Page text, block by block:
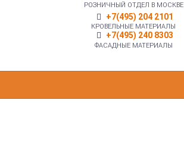
РОЗНИЧНЫЙ ОТДЕЛ В МОСКВЕ
+7(495) 204 2101
КРОВЕЛЬНЫЕ МАТЕРИАЛЫ
+7(495) 240 8303
ФАСАДНЫЕ МАТЕРИАЛЫ